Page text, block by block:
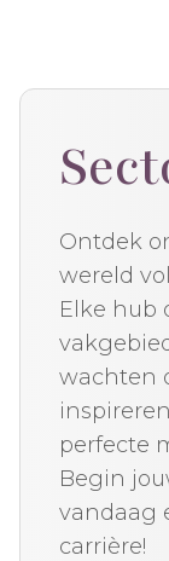
Ontdek
wereld
Elke hub
wachten
perfecte
Begin
vandaag
carrière!